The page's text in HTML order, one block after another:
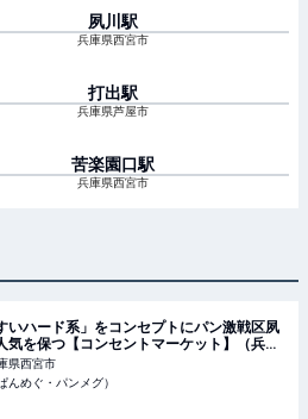
夙川 駅
兵庫県西宮市
打出駅
兵庫県芦屋市
苦楽園口駅
兵庫県西宮市
いハード系」をコンセプトにパン激戦区夙
気を保つ【コンセントマーケット】（兵庫
）
県西宮市
んめぐ・パンメグ）